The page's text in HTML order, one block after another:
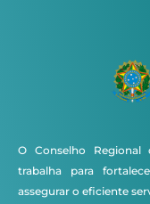
O Conselho Regional
trabalha para
assegurar o eficiente